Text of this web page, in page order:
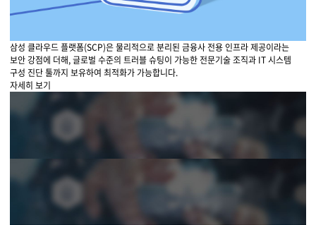
삼성 클라우드 플랫폼(SCP)은 물리적으로 분리된 금융사 전용 인프라 제공이라는
보안 강점에 더해, 글로벌 수준의 트러블 슈팅이 가능한 전문기술 조직과 IT 시스템
구성 진단 툴까지 보유하여 최적화가 가능합니다.
자세히 보기